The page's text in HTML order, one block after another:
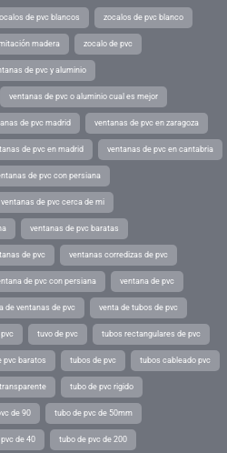
de pvc blancos zocalos de pvc blanco
madera zocalo de pvc
de pvc y aluminio
ventanas de pvc o aluminio cual es mejor
de pvc madrid ventanas de pvc en zaragoza
de pvc en madrid ventanas de pvc en cantabria
de pvc con persiana
ventanas de pvc cerca de mi
ventanas de pvc baratas
de pvc ventanas corredizas de pvc
de pvc con persiana ventana de pvc
de ventanas de pvc venta de tubos de pvc
tuvo de pvc tubos rectangulares de pvc
pvc baratos tubos de pvc tubos cableado pvc
tubo de pvc rigido
de 90 tubo de pvc de 50mm
de 40 tubo de pvc de 200